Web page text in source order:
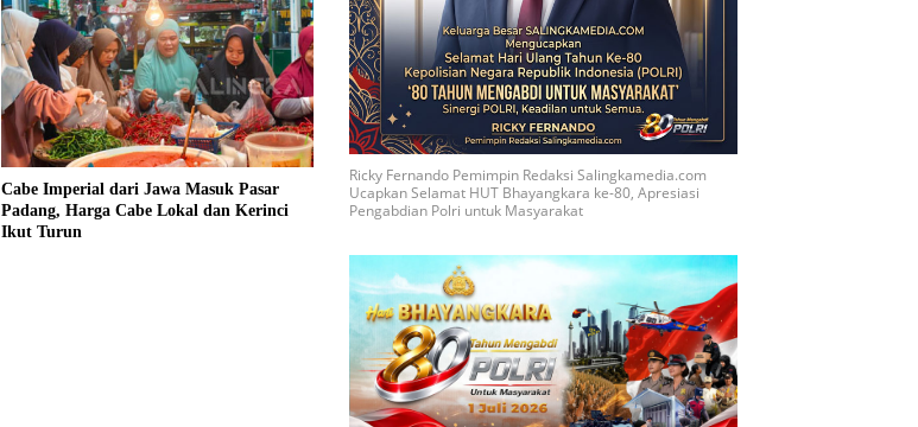
Cabe Imperial dari Jawa Masuk Pasar
Padang, Harga Cabe Lokal dan Kerinci
Ikut Turun
Ricky Fernando Pemimpin Redaksi Salingkamedia.com
Ucapkan Selamat HUT Bhayangkara ke-80, Apresiasi
Pengabdian Polri untuk Masyarakat